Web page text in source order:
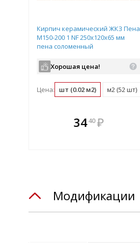
Кирпич керамический ЖКЗ Пена
М150-200 1 NF 250х120х65 мм
пена соломенный
Хорошая цена!
Цена: шт (0.02 м2) м2 (52 шт)
3440 ₽
В комплекте
всегда выгоднее!
Модификации